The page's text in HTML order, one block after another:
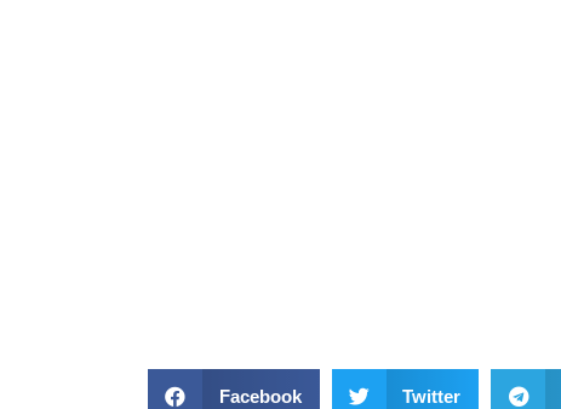
Facebook Twitter